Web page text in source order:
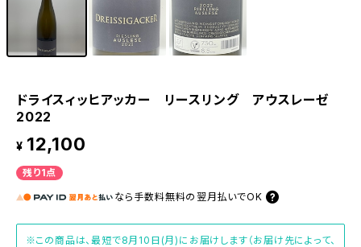
ドライスィッヒアッカー リースリング アウスレーゼ
2022
¥ 12,100
残り1点
なら 手数料無料の 翌月払いでOK
※この商品は、最短で8月10日(月)にお届けします（お届け先によって、